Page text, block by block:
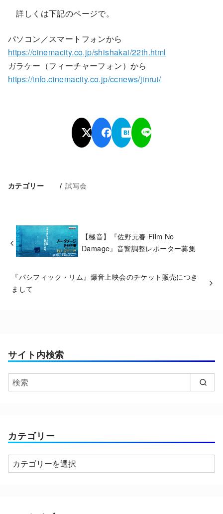
詳しくは下記のページで。
パソコン／スマートフォンから
https://cinemacity.co.jp/shishakai/22th.html
ガラケー（フィーチャーフォン）から
https://info.cinemacity.co.jp/ccnews/jinrui/
カテゴリー 試写会
【極音】『佐野元春 Film No
Damage』音響調整レポーター募集
『パシフィック・リム』爆音上映会のチケット販売につき
まして
サイト内検索
カテゴリー
カ
テ